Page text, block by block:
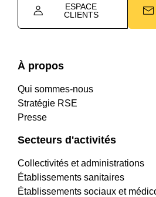
ESPACE
CLIENTS
À propos
Qui sommes-nous
Stratégie RSE
Presse
Secteurs d'activités
Collectivités et administrations
Établissements sanitaires
Établissements sociaux et